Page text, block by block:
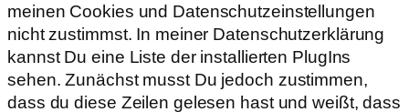
meinen Cookies und Datenschutzeinstellungen
nicht zustimmst. In meiner Datenschutzerklärung
kannst Du eine Liste der installierten PlugIns
sehen. Zunächst musst Du jedoch zustimmen,
dass du diese Zeilen gelesen hast und weißt, dass